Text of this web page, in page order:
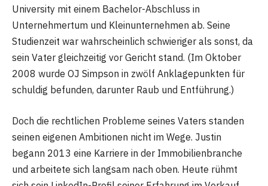
University mit einem Bachelor-Abschluss in
Unternehmertum und Kleinunternehmen ab. Seine
Studienzeit war wahrscheinlich schwieriger als sonst, da
sein Vater gleichzeitig vor Gericht stand. (Im Oktober
2008 wurde OJ Simpson in zwölf Anklagepunkten für
schuldig befunden, darunter Raub und Entführung.)
Doch die rechtlichen Probleme seines Vaters standen
seinen eigenen Ambitionen nicht im Wege. Justin
begann 2013 eine Karriere in der Immobilienbranche
und arbeitete sich langsam nach oben. Heute rühmt